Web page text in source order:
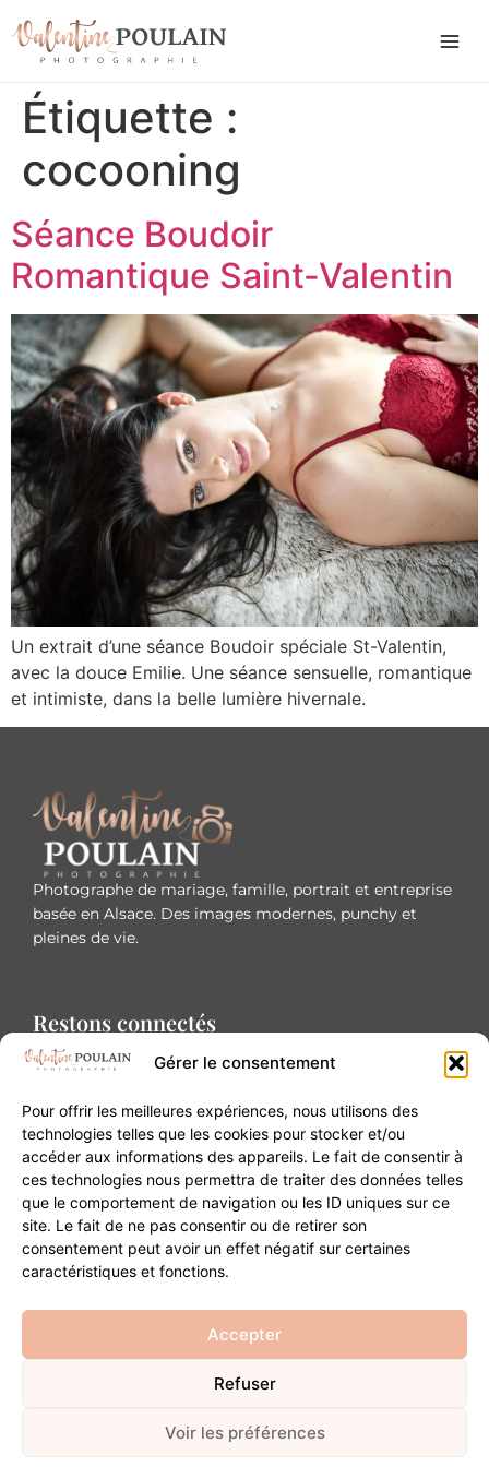
Gérer le consentement
Pour offrir les meilleures expériences, nous utilisons des
technologies telles que les cookies pour stocker et/ou
accéder aux informations des appareils. Le fait de consentir à
ces technologies nous permettra de traiter des données telles
que le comportement de navigation ou les ID uniques sur ce
site. Le fait de ne pas consentir ou de retirer son
consentement peut avoir un effet négatif sur certaines
caractéristiques et fonctions.
Accepter
Refuser
Voir les préférences
Étiquette :
cocooning
Séance Boudoir
Romantique Saint-Valentin
Un extrait d’une séance Boudoir spéciale St-Valentin,
avec la douce Emilie. Une séance sensuelle, romantique
et intimiste, dans la belle lumière hivernale.
Photographe de mariage, famille, portrait et entreprise
basée en Alsace. Des images modernes, punchy et
pleines de vie.
Restons connectés
Contact
20B Grand Rue 68180 Horbourg-Wihr
06 84 93 03 01
contact@valentinepoulain.com
Mentions légales· Politique de confidentialité
Développement